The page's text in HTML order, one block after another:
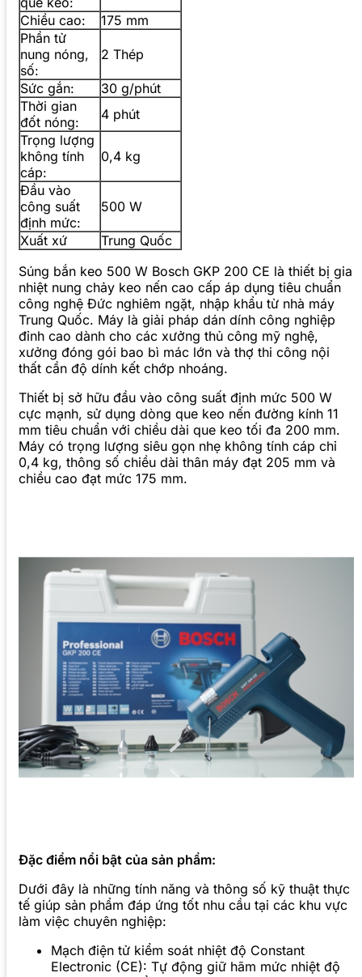
Chiều cao:
175 mm
Phần tử
nung nóng,
số:
2 Thép
Sức gắn:
30 g/phút
Thời gian
đốt nóng:
4 phút
Trọng lượng
không tính
cáp:
0,4 kg
Đầu vào
công suất
định mức:
500 W
Xuất xứ
Trung Quốc
Súng bắn keo 500 W Bosch GKP 200 CE là thiết bị gia
nhiệt nung chảy keo nến cao cấp áp dụng tiêu chuẩn
công nghệ Đức nghiêm ngặt, nhập khẩu từ nhà máy
Trung Quốc. Máy là giải pháp dán dính công nghiệp
đỉnh cao dành cho các xưởng thủ công mỹ nghệ,
xưởng đóng gói bao bì mác lớn và thợ thi công nội
thất cần độ dính kết chớp nhoáng.
Thiết bị sở hữu đầu vào công suất định mức 500 W
cực mạnh, sử dụng dòng que keo nến đường kính 11
mm tiêu chuẩn với chiều dài que keo tối đa 200 mm.
Máy có trọng lượng siêu gọn nhẹ không tính cáp chỉ
0,4 kg, thông số chiều dài thân máy đạt 205 mm và
chiều cao đạt mức 175 mm.
Đặc điểm nổi bật của sản phẩm:
Dưới đây là những tính năng và thông số kỹ thuật thực
tế giúp sản phẩm đáp ứng tốt nhu cầu tại các khu vực
làm việc chuyên nghiệp:
Mạch điện tử kiểm soát nhiệt độ Constant
Electronic (CE): Tự động giữ hãm mức nhiệt độ